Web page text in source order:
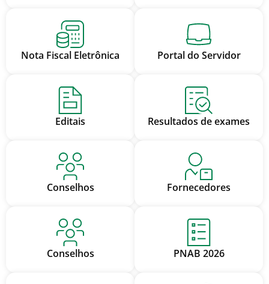
Nota Fiscal Eletrônica Portal do Servidor
Editais Resultados de exames
Conselhos Fornecedores
Conselhos PNAB 2026